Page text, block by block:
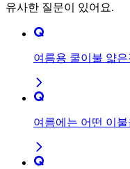
유사한 질문이 있어요.
여름용 쿨이불 얇
여름에는 어떤 이